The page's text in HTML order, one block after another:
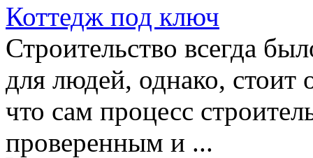
Коттедж под ключ
Строительство всегда
для людей, однако, стоит
что сам процесс
проверенным и ...